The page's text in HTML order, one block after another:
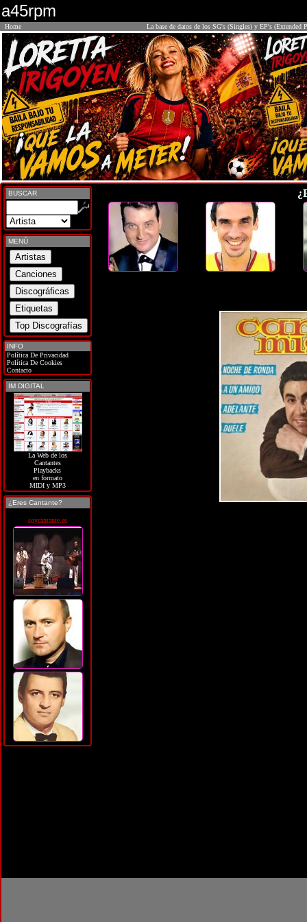
a45rpm
Home La base de datos de los SG's (Singles) y EP's (Extended
BUSCAR
MENÚ
INFO
Política De Privacidad
Política De Cookies
Contacto
IM DIGITAL
La Web de los
Cantantes
Playbacks
en formato
MIDI y MP3
¿Eres Cantante?
soycantante.es